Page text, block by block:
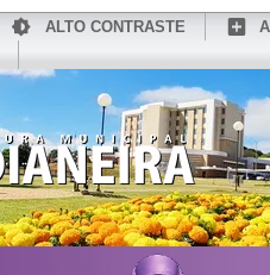
ALTO CONTRASTE
CONHEÇA MEDIANEIRA